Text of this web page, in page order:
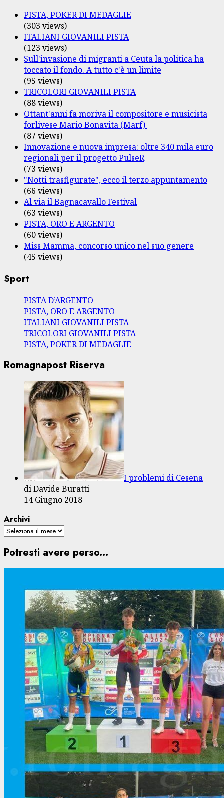
PISTA, POKER DI MEDAGLIE
(303 views)
ITALIANI GIOVANILI PISTA
(123 views)
Sull'invasione di migranti a Ceuta la politica ha
toccato il fondo. A tutto c'è un limite
(95 views)
TRICOLORI GIOVANILI PISTA
(88 views)
Ottant'anni fa moriva il compositore e musicista
forlivese Mario Bonavita (Marf)
(87 views)
Innovazione e nuova impresa: oltre 340 mila euro
regionali per il progetto PulseR
(73 views)
"Notti trasfigurate", ecco il terzo appuntamento
(66 views)
Al via il Bagnacavallo Festival
(63 views)
PISTA, ORO E ARGENTO
(60 views)
Miss Mamma, concorso unico nel suo genere
(45 views)
Sport
PISTA D’ARGENTO
PISTA, ORO E ARGENTO
ITALIANI GIOVANILI PISTA
TRICOLORI GIOVANILI PISTA
PISTA, POKER DI MEDAGLIE
Romagnapost Riserva
I problemi di Cesena
di Davide Buratti
14 Giugno 2018
Archivi
Potresti avere perso...